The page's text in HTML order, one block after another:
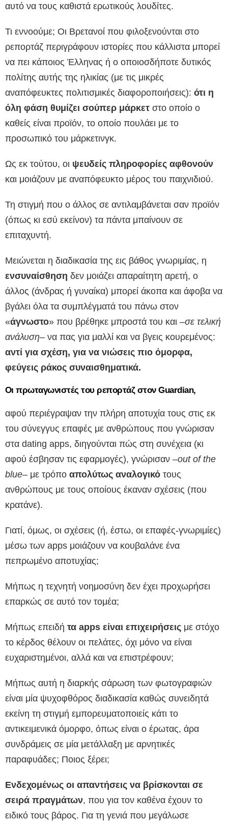
αυτό να τους καθιστά ερωτικούς λουδίτες.
Τι εννοούμε; Οι Βρετανοί που φιλοξενούνται στο
ρεπορτάζ περιγράφουν ιστορίες που κάλλιστα μπορεί
να πει κάποιος Έλληνας ή ο οποιοσδήποτε δυτικός
πολίτης αυτής της ηλικίας (με τις μικρές
αναπόφευκτες πολιτισμικές διαφοροποιήσεις): ότι η
όλη φάση θυμίζει σούπερ μάρκετ στο οποίο ο
καθείς είναι προϊόν, το οποίο πουλάει με το
προσωπικό του μάρκετινγκ.
Ως εκ τούτου, οι ψευδείς πληροφορίες αφθονούν
και μοιάζουν με αναπόφευκτο μέρος του παιχνιδιού.
Τη στιγμή που ο άλλος σε αντιλαμβάνεται σαν προϊόν
(όπως κι εσύ εκείνον) τα πάντα μπαίνουν σε
επιταχυντή.
Μειώνεται η διαδικασία της εις βάθος γνωριμίας, η
ενσυναίσθηση δεν μοιάζει απαραίτητη αρετή, ο
άλλος (άνδρας ή γυναίκα) μπορεί άκοπα και άφοβα να
βγάλει όλα τα συμπλέγματά του πάνω στον
«άγνωστο» που βρέθηκε μπροστά του και –σε τελική
ανάλυση– να πας για μαλλί και να βγεις κουρεμένος:
αντί για σχέση, για να νιώσεις πιο όμορφα,
φεύγεις ράκος συναισθηματικά.
Οι πρωταγωνιστές του ρεπορτάζ στον Guardian,
αφού περιέγραψαν την πλήρη αποτυχία τους στις εκ
του σύνεγγυς επαφές με ανθρώπους που γνώρισαν
στα dating apps, διηγούνται πώς στη συνέχεια (κι
αφού έσβησαν τις εφαρμογές), γνώρισαν –out of the
blue– με τρόπο απολύτως αναλογικό τους
ανθρώπους με τους οποίους έκαναν σχέσεις (που
κρατάνε).
Γιατί, όμως, οι σχέσεις (ή, έστω, οι επαφές-γνωριμίες)
μέσω των apps μοιάζουν να κουβαλάνε ένα
πεπρωμένο αποτυχίας;
Μήπως η τεχνητή νοημοσύνη δεν έχει προχωρήσει
επαρκώς σε αυτό τον τομέα;
Μήπως επειδή τα apps είναι επιχειρήσεις με στόχο
το κέρδος θέλουν οι πελάτες, όχι μόνο να είναι
ευχαριστημένοι, αλλά και να επιστρέφουν;
Μήπως αυτή η διαρκής σάρωση των φωτογραφιών
είναι μία ψυχοφθόρος διαδικασία καθώς συνειδητά
εκείνη τη στιγμή εμπορευματοποιείς κάτι το
αντικειμενικά όμορφο, όπως είναι ο έρωτας, άρα
συνδράμεις σε μία μετάλλαξη με αρνητικές
παραφυάδες; Ποιος ξέρει;
Ενδεχομένως οι απαντήσεις να βρίσκονται σε
σειρά πραγμάτων, που για τον καθένα έχουν το
ειδικό τους βάρος. Για τη γενιά που μεγάλωσε